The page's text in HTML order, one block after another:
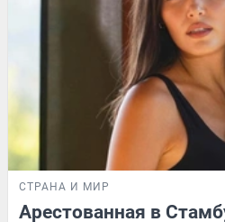
СТРАНА И МИР
Арестованная в